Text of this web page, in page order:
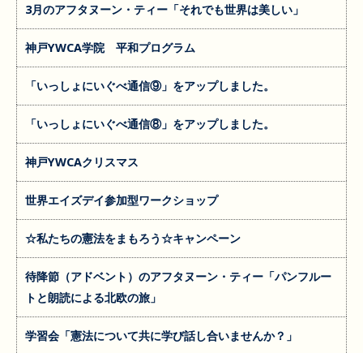
3月のアフタヌーン・ティー「それでも世界は美しい」
神戸YWCA学院 平和プログラム
「いっしょにいぐべ通信⑨」をアップしました。
「いっしょにいぐべ通信⑧」をアップしました。
神戸YWCAクリスマス
世界エイズデイ参加型ワークショップ
☆私たちの憲法をまもろう☆キャンペーン
待降節（アドベント）のアフタヌーン・ティー「パンフルー
トと朗読による北欧の旅」
学習会「憲法について共に学び話し合いませんか？」